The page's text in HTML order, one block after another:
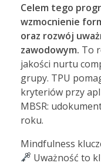
Celem tego
wzmocnienie
oraz rozwój
zawodowym. To
jakości nurtu
grupy. TPU
kryteriów przy
MBSR:
roku.
Mindfulness
Uważność to